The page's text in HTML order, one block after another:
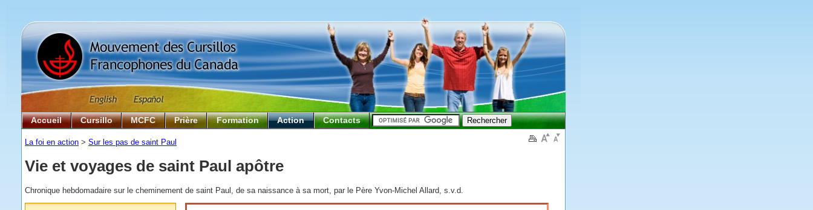
Accueil Cursillo MCFC Prière Formation Action Contacts
La foi en action > Sur les pas de saint Paul
Vie et voyages de saint Paul apôtre
Chronique hebdomadaire sur le cheminement de saint Paul, de sa naissance à sa mort, par le Père Yvon-Michel Allard, s.v.d.